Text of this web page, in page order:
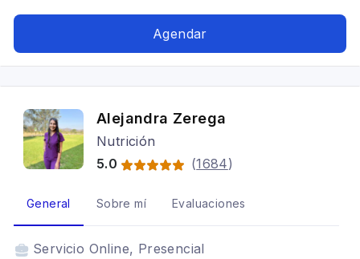
Agendar
Alejandra Zerega
Nutrición
5.0
(1684)
General Sobre mí Evaluaciones
Servicio Online, Presencial